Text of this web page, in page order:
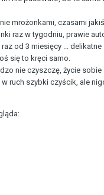
mrożonkami, czasami
raz w tygodniu, prawie
od 3 miesięcy ... delikatne
się to kręci samo.
nie czyszczę, życie sobie
ruch szybki czyścik, ale